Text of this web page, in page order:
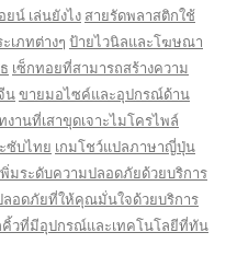
น์ เล่นยังไง สายรัดพลาสติกใช้
เภทต่างๆ ป้ายไวนิลและโฆษณา
เซ็กทอยที่สามารถสร้างความ
นขายมอไซค์และอุปกรณ์ด้าน
งานที่เสาขุดเจาะไมโครไพล์
ซับไทย เกมโชว์แปลภาษาญี่ปุ่น
พิ่มระดับความปลอดภัยด้วยบริการ
ลอดภัยที่ให้คุณมั่นใจด้วยบริการ
วที่มีอุปกรณ์และเทคโนโลยีที่ทัน